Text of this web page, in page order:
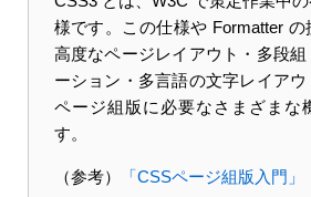
様です。この仕様や Formatter の
高度なページレイアウト・多段
ーション・多言語の文字レイア
ページ組版に必要なさまざまな
す。
（参考） 「CSSページ組版入門」